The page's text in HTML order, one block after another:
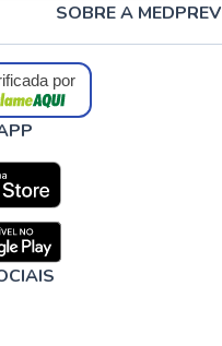
SOBRE A MEDPREV
por